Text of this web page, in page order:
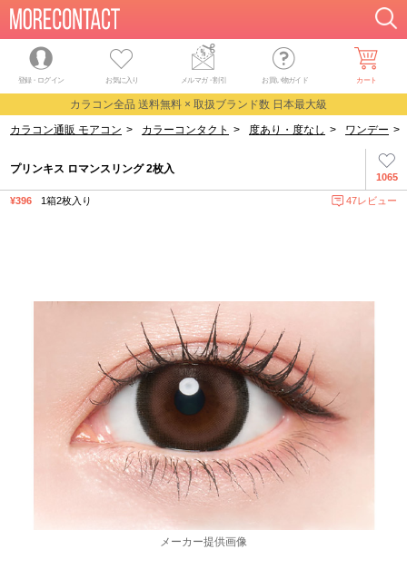
登録・ログイン お気に入り メルマガ・割引 お買い物ガイド カート
カラコン全品 送料無料 × 取扱ブランド数 日本最大級
カラコン通販 モアコン > カラーコンタクト > 度あり・度なし > ワンデー >
1065
プリンキス ロマンスリング 2枚入
¥396 1箱2枚入り 47レビュー
メーカー提供画像